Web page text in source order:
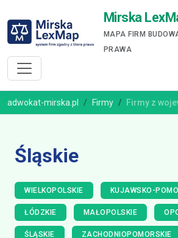
Mirska
MAPA FIRM
PRAWA
adwokat-mirska.pl Firmy Firmy z
Śląskie
WIELKOPOLSKIE KUJAWSKO-
ŁÓDZKIE MAŁOPOLSKIE
ŚLĄSKIE ZACHODNIOPOMORSKIE